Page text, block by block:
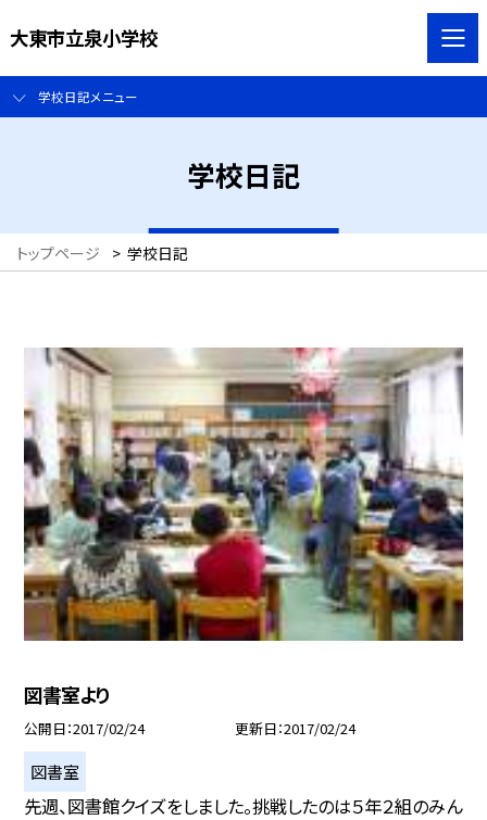
大東市立泉小学校
学校日記メニュー
学校日記
トップページ > 学校日記
図書室より
公開日 2017/02/24 更新日 2017/02/24
図書室
先週、図書館クイズをしました。挑戦したのは５年２組のみん